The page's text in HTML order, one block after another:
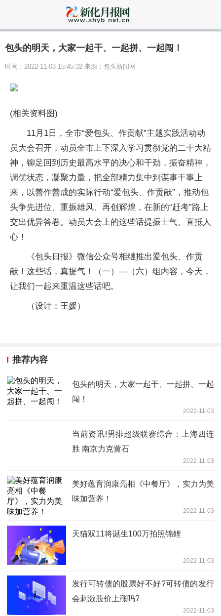
包头的明天，大家一起干、一起拼、一起闯！
时间：2022-11-03 15:45:32 来源：包头新闻网
(相关资料图)
11月1日，全市“爱包头、作贡献”主题实践活动动
员大会召开，动员全市上下深入学习贯彻党的二十大精
神，铆足回到历史最高水平的决心和干劲，振奋精神，
调优状态，凝聚力量，把全部精力集中到谋事干事上
来，以善作善成的实际行动“爱包头、作贡献”，推动包
头争先进位、重振雄风、再创辉煌，在新的“赶考”路上
交出优异答卷。动员大会上的这些话提振士气、直抵人
心！
《包头日报》微信公众号相继推出爱包头、作贡
献！这些话，真提气！（一）—（六）组内容，今天，
让我们一起来重温这些话吧。
（设计：王媛）
推荐内容
包头的明天，大家一起干、一起拼、一起
闯！
2022-11-03
当前资讯!男排超级联赛综合：上海四连
胜 南京力克黄石
2022-11-03
美好蕴育润康亮相《中餐厅》，实力为美
味加营养！
2022-11-03
天猫双11将诞生100万拍照锦鲤
2022-11-03
发行可转债的股票好不好?可转债的发行
会刺激股价上涨吗?
2022-11-03